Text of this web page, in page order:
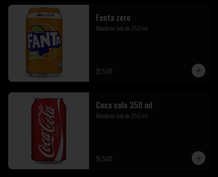
Fanta zero
Bebida en lata de 350 ml
$1.500
Coca cola 350 ml
Bebida en lata de 350 ml
$1.500